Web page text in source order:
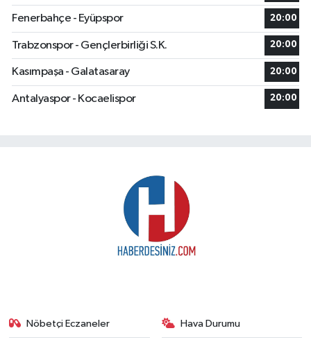
Fenerbahçe - Eyüpspor 20:00
Trabzonspor - Gençlerbirliği S.K. 20:00
Kasımpaşa - Galatasaray 20:00
Antalyaspor - Kocaelispor 20:00
Nöbetçi Eczaneler Hava Durumu